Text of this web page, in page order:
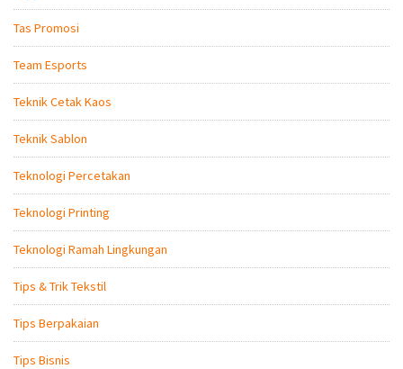
Tas Promosi
Team Esports
Teknik Cetak Kaos
Teknik Sablon
Teknologi Percetakan
Teknologi Printing
Teknologi Ramah Lingkungan
Tips & Trik Tekstil
Tips Berpakaian
Tips Bisnis